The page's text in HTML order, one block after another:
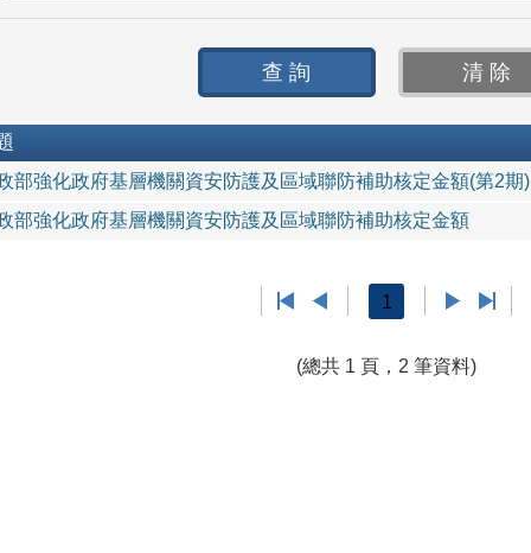
部強化政府基層機關資安防護及區域聯防補助核定金額(第2期)
部強化政府基層機關資安防護及區域聯防補助核定金額
1
(總共 1 頁，2 筆資料)